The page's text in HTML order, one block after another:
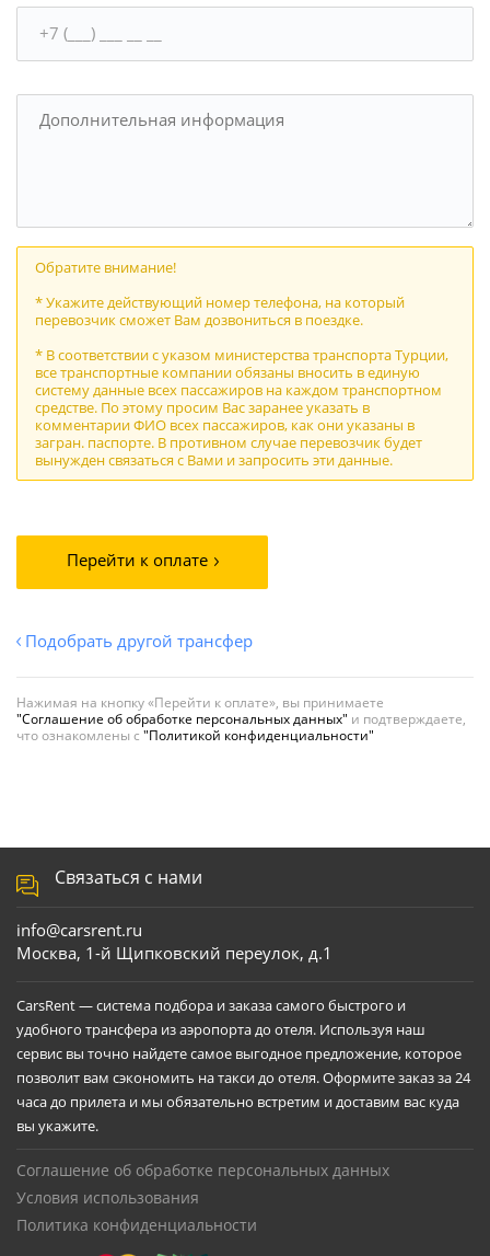
Обратите внимание!
* Укажите действующий номер телефона, на который
перевозчик сможет Вам дозвониться в поездке.
* В соответствии с указом министерства транспорта Турции,
все транспортные компании обязаны вносить в единую
систему данные всех пассажиров на каждом транспортном
средстве. По этому просим Вас заранее указать в
комментарии ФИО всех пассажиров, как они указаны в
загран. паспорте. В противном случае перевозчик будет
вынужден связаться с Вами и запросить эти данные.
Перейти к оплате
Подобрать другой трансфер
Нажимая на кнопку «Перейти к оплате», вы принимаете
"Соглашение об обработке персональных данных" и подтверждаете,
что ознакомлены с "Политикой конфиденциальности"
Связаться с нами
info@carsrent.ru
Москва, 1-й Щипковский переулок, д.1
CarsRent — система подбора и заказа самого быстрого и
удобного трансфера из аэропорта до отеля. Используя наш
сервис вы точно найдете самое выгодное предложение, которое
позволит вам сэкономить на такси до отеля. Оформите заказ за 24
часа до прилета и мы обязательно встретим и доставим вас куда
вы укажите.
Соглашение об обработке персональных данных
Условия использования
Политика конфиденциальности